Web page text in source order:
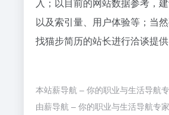
以及索引量、用户体验等；当
找猫步简历的站长进行洽谈提
本站薪导航 – 你的职业与生活导航
由薪导航 – 你的职业与生活导航专